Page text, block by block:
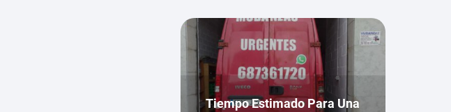
Tiempo Estimado Para Una